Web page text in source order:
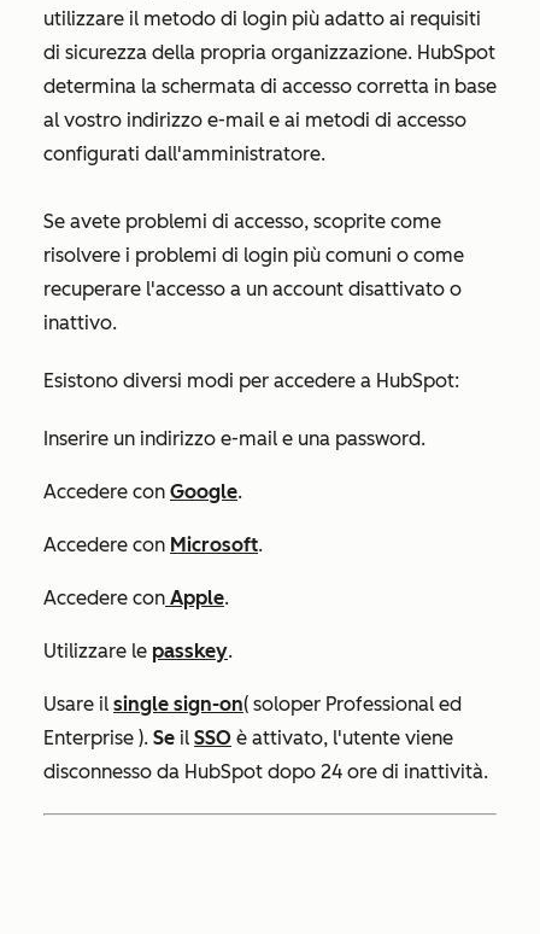
utilizzare il metodo di login più adatto ai requisiti
di sicurezza della propria organizzazione. HubSpot
determina la schermata di accesso corretta in base
al vostro indirizzo e-mail e ai metodi di accesso
configurati dall'amministratore.
Se avete problemi di accesso, scoprite come
risolvere i problemi di login più comuni o come
recuperare l'accesso a un account disattivato o
inattivo.
Esistono diversi modi per accedere a HubSpot:
Inserire un indirizzo e-mail e una password.
Accedere con Google.
Accedere con Microsoft.
Accedere con Apple.
Utilizzare le passkey.
Usare il single sign-on( soloper Professional ed
Enterprise ). Se il SSO è attivato, l'utente viene
disconnesso da HubSpot dopo 24 ore di inattività.